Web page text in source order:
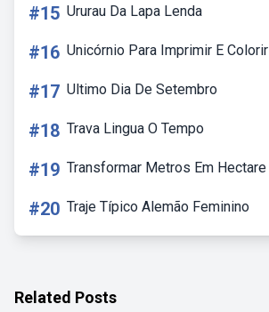
#15 Ururau Da Lapa Lenda
#16 Unicórnio Para Imprimir E Colorir
#17 Ultimo Dia De Setembro
#18 Trava Lingua O Tempo
#19 Transformar Metros Em Hectare
#20 Traje Típico Alemão Feminino
Related Posts